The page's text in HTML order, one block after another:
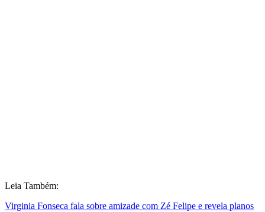
Leia Também:
Virginia Fonseca fala sobre amizade com Zé Felipe e revela planos